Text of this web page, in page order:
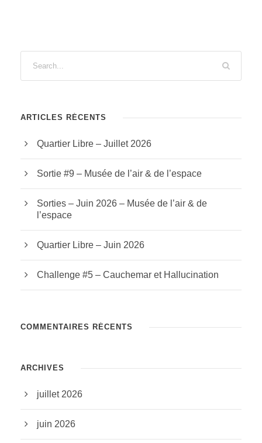
ARTICLES RÉCENTS
Quartier Libre – Juillet 2026
Sortie #9 – Musée de l’air & de l’espace
Sorties – Juin 2026 – Musée de l’air & de
l’espace
Quartier Libre – Juin 2026
Challenge #5 – Cauchemar et Hallucination
COMMENTAIRES RÉCENTS
ARCHIVES
juillet 2026
juin 2026